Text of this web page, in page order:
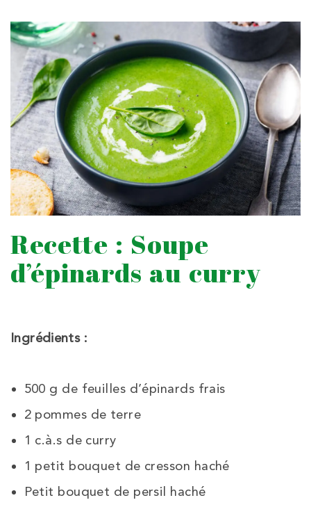
Recette : Soupe
d’épinards au curry
Ingrédients :
500 g de feuilles d’épinards frais
2 pommes de terre
1 c.à.s de curry
1 petit bouquet de cresson haché
Petit bouquet de persil haché